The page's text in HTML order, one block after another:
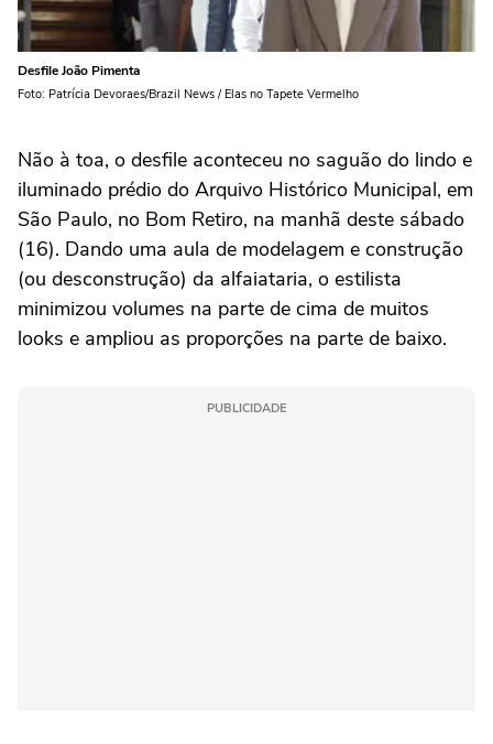
Desfile João Pimenta
Foto: Patrícia Devoraes/Brazil News / Elas no Tapete Vermelho
Não à toa, o desfile aconteceu no saguão do lindo e
iluminado prédio do Arquivo Histórico Municipal, em
São Paulo, no Bom Retiro, na manhã deste sábado
(16). Dando uma aula de modelagem e construção
(ou desconstrução) da alfaiataria, o estilista
minimizou volumes na parte de cima de muitos
looks e ampliou as proporções na parte de baixo.
PUBLICIDADE